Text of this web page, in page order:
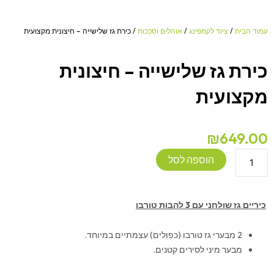
עמוד הבית / ציוד לקמפינג / אוהלים וסככות / כירת גז שלישייה – חיצונית מקצועית
כירת גז שלישייה – חיצונית
מקצועית
₪649.00
הוספה לסל
כיריים גז שולחני עם 3 להבות טורבו
2 מבערי גז טורבו (כפולים) עצמתיים במיוחד.
מבער מיני לסירים קטנים.